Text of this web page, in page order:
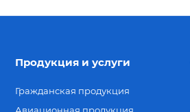
Продукция и услуги
Гражданская продукция